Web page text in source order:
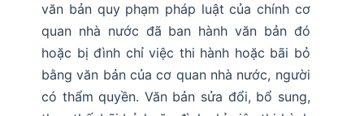
văn bản quy phạm pháp luật của chính cơ
quan nhà nước đã ban hành văn bản đó
hoặc bị đình chỉ việc thi hành hoặc bãi bỏ
bằng văn bản của cơ quan nhà nước, người
có thẩm quyền. Văn bản sửa đổi, bổ sung,